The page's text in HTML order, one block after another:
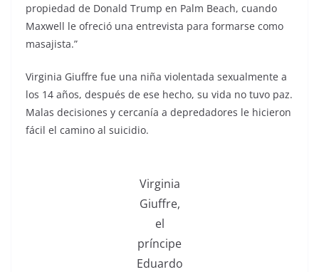
propiedad de Donald Trump en Palm Beach, cuando
Maxwell le ofreció una entrevista para formarse como
masajista.”
Virginia Giuffre fue una niña violentada sexualmente a
los 14 años, después de ese hecho, su vida no tuvo paz.
Malas decisiones y cercanía a depredadores le hicieron
fácil el camino al suicidio.
Virginia
Giuffre,
el
príncipe
Eduardo